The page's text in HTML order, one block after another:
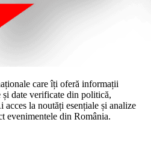
care îți oferă informații
date verificate din politică,
acces la noutăți esențiale și analize
evenimentele din România.